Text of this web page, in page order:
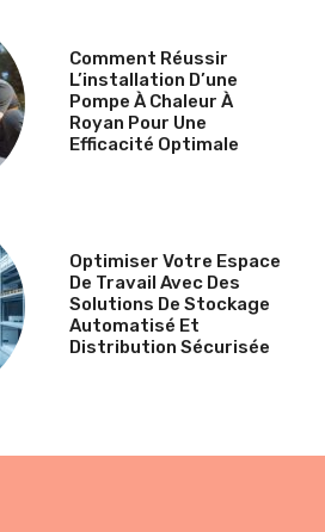
Comment Réussir
L’installation D’une
Pompe À Chaleur À
Royan Pour Une
Efficacité Optimale
Optimiser Votre Espace
De Travail Avec Des
Solutions De Stockage
Automatisé Et
Distribution Sécurisée